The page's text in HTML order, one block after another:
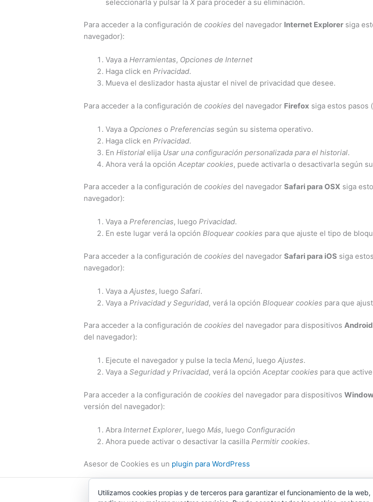
seleccionarla y pulsar la X para proceder a su eliminación.
Para acceder a la configuración de cookies del navegador Internet Explorer siga
navegador):
Vaya a Herramientas, Opciones de Internet
Haga click en Privacidad.
Mueva el deslizador hasta ajustar el nivel de privacidad que desee.
Para acceder a la configuración de cookies del navegador Firefox siga estos pasos
Vaya a Opciones o Preferencias según su sistema operativo.
Haga click en Privacidad.
En Historial elija Usar una configuración personalizada para el historial.
Ahora verá la opción Aceptar cookies, puede activarla o desactivarla según
Para acceder a la configuración de cookies del navegador Safari para OSX siga
navegador):
Vaya a Preferencias, luego Privacidad.
En este lugar verá la opción Bloquear cookies para que ajuste el tipo de
Para acceder a la configuración de cookies del navegador Safari para iOS siga
navegador):
Vaya a Ajustes, luego Safari.
Vaya a Privacidad y Seguridad, verá la opción Bloquear cookies para que
Para acceder a la configuración de cookies del navegador para dispositivos Android
del navegador):
Ejecute el navegador y pulse la tecla Menú, luego Ajustes.
Vaya a Seguridad y Privacidad, verá la opción Aceptar cookies para que
Para acceder a la configuración de cookies del navegador para dispositivos
versión del navegador):
Abra Internet Explorer, luego Más, luego Configuración
Ahora puede activar o desactivar la casilla Permitir cookies.
Asesor de Cookies es un plugin para WordPress
Copyright © 2026 Patrizia Mazzarino - Todos los
Utilizamos cookies propias y de terceros para garantizar el funcionamiento de la web,